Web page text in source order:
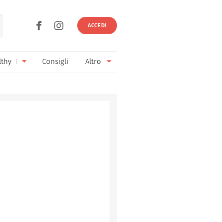
ACCEDI
Consigli Altro